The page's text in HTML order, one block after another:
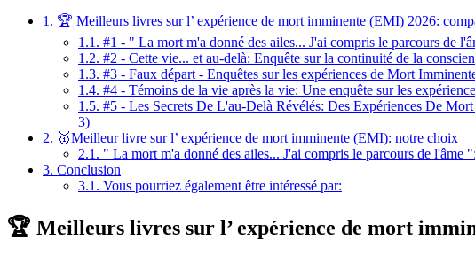
1. 🏆 Meilleurs livres sur l’ expérience de mort imminente (EMI) 2026:
1.1. #1 - " La mort m'a donné des ailes... J'ai compris le parcours de
1.2. #2 - Cette vie... et au-delà: Enquête sur la continuité de la
1.3. #3 - Faux départ - Enquêtes sur les expériences de Mort
1.4. #4 - Témoins de la vie après la vie: Une enquête sur les
1.5. #5 - Les Secrets De L'au-Delà Révélés: Des Expériences De
3)
2. 🥇Meilleur livre sur l’ expérience de mort imminente (EMI): notre choix
2.1. " La mort m'a donné des ailes... J'ai compris le parcours de
3. Conclusion
3.1. Vous pourriez également être intéressé par:
🏆 Meilleurs livres sur l’ expérience de mort